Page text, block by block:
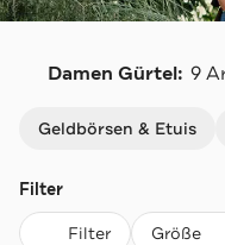
Damen Gürtel: 9
Geldbörsen & Etuis
Filter
Filter Größe